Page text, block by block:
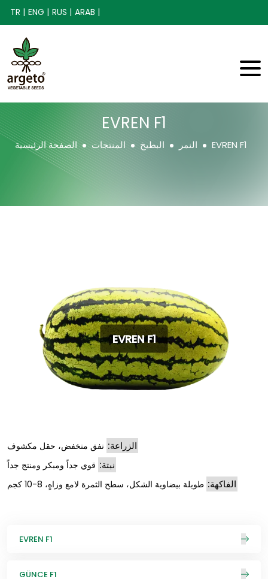
TR | ENG | RUS | ARAB |
EVREN F1
الصفحة الرئيسية المنتجات البطيخ النمر EVREN F1
EVREN F1
الزراعة: نفق منخفض، حقل مكشوف
نبتة: قوي جداً ومبكر ومنتج جداً
الفاكهة: طويلة بيضاوية الشكل، سطح الثمرة لامع وزاهٍ، 8-10 كجم
EVREN F1
GÜNCE F1